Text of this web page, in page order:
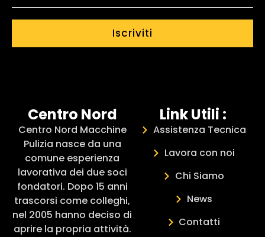
Iscriviti
Centro Nord
Centro Nord Macchine
Pulizia nasce da una
comune esperienza
lavorativa dei due soci
fondatori. Dopo 15 anni
trascorsi come colleghi,
nel 2005 hanno deciso di
aprire la propria attività.
Link Utili :
Assistenza Tecnica
Lavora con noi
Chi Siamo
News
Contatti